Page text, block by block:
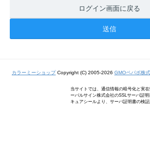
ログイン画面に戻る
カラーミーショップCopyright (C) 2005-2026 GMOペパボ株
当サイトでは、通信情報の暗号化と実
ーバルサイン株式会社のSSLサーバ証
キュアシールより、サーバ証明書の検証